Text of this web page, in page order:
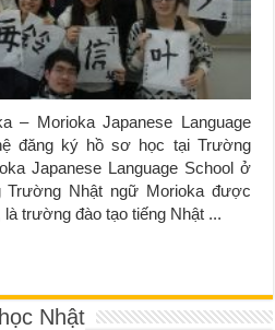
– Morioka Japanese Language
đăng ký hồ sơ học tại Trường
Japanese Language School ở
Trường Nhật ngữ Morioka được
trường đào tạo tiếng Nhật ...
Nhật